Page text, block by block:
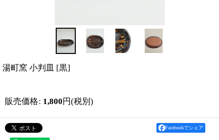
湯町窯 小判皿 [黒]
販売価格: 1,800 円(税別)
Facebookでシェア